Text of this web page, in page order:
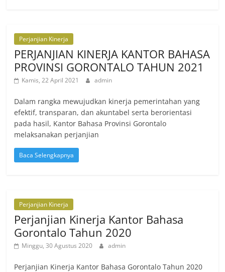
Perjanjian Kinerja
PERJANJIAN KINERJA KANTOR BAHASA
PROVINSI GORONTALO TAHUN 2021
Kamis, 22 April 2021 admin
Dalam rangka mewujudkan kinerja pemerintahan yang
efektif, transparan, dan akuntabel serta berorientasi
pada hasil, Kantor Bahasa Provinsi Gorontalo
melaksanakan perjanjian
Baca Selengkapnya
Perjanjian Kinerja
Perjanjian Kinerja Kantor Bahasa
Gorontalo Tahun 2020
Minggu, 30 Agustus 2020 admin
Perjanjian Kinerja Kantor Bahasa Gorontalo Tahun 2020